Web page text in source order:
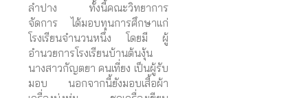
ลำปาง ทั้งนี้คณะวิทยาการ
จัดการ ได้มอบทุนการศึกษาแก่
โรงเรียนจำนวนหนึ่ง โดยมี ผู้
อำนวยการโรงเรียนบ้านต้นงุ้น
นางสาวกัญตยา คนเที่ยง เป็นผู้รับ
มอบ นอกจากนี้ยังมอบเสื้อผ้า